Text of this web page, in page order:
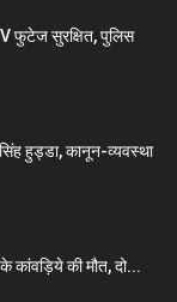
फुटेज सुरक्षित, पुलिस
हुड्डा, कानून-व्यवस्था
कांवड़िये की मौत, दो...